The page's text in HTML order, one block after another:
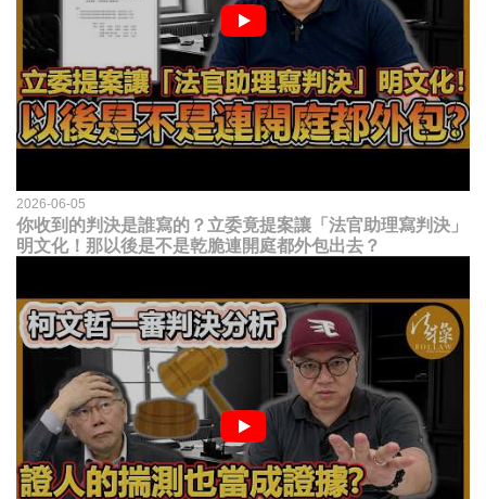
2026-06-05
你收到的判決是誰寫的？立委竟提案讓「法官助理寫判決」
明文化！那以後是不是乾脆連開庭都外包出去？